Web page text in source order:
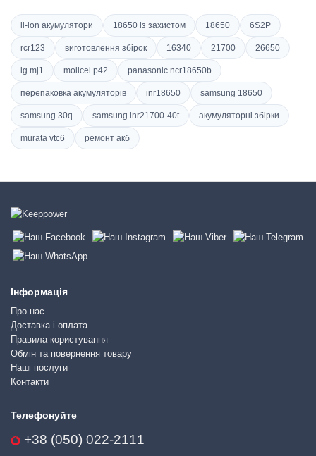
li-ion акумулятори 18650 із захистом 18650 6S2P
rcr123 виготовлення збірок 16340 21700 26650
lg mj1 molicel p42 panasonic ncr18650b
перепаковка акумуляторів inr18650 samsung 18650
samsung 30q samsung inr21700-40t акумуляторні збірки
murata vtc6 ремонт акб
Інформація
Про нас
Доставка і оплата
Правила користування
Обмін та повернення товару
Наші послуги
Контакти
Телефонуйте
+38 (050) 022-2111